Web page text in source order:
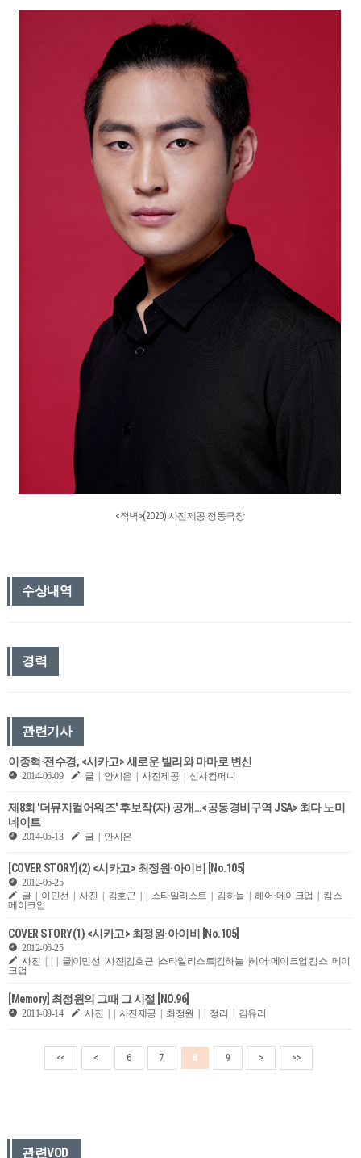
<적벽>(2020) 사진제공 정동극장
수상내역
경력
관련기사
이종혁·전수경, <시카고> 새로운 빌리와 마마로 변신
2014-06-09 글 | 안시은 | 사진제공 | 신시컴퍼니
제8회 '더뮤지컬어워즈' 후보작(자) 공개…<공동경비구역 JSA> 최다 노미
네이트
2014-05-13 글 | 안시은
[COVER STORY](2) <시카고> 최정원·아이비 [No.105]
2012-06-25
글 | 이민선 | 사진 | 김호근 | | 스타일리스트 | 김하늘 | 헤어·메이크업 | 킴스
메이크업
COVER STORY(1) <시카고> 최정원·아이비 [No.105]
2012-06-25
사진 | | | 글|이민선 |사진|김호근 |스타일리스트|김하늘 |헤어·메이크업|킴스 메이
크업
[Memory] 최정원의 그때 그 시절 [NO.96]
2011-09-14 사진 | | 사진제공 | 최정원 | | 정리 | 김유리
<< < 6 7 8 9 > >>
관련VOD